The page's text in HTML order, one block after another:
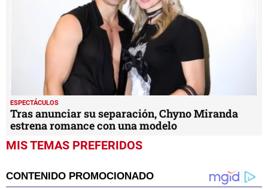
ESPECTÁCULOS
Tras anunciar su separación, Chyno Miranda
estrena romance con una modelo
MIS TEMAS PREFERIDOS